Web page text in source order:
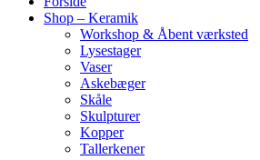
Shop – Keramik
Workshop & Åbent værksted
Lysestager
Vaser
Askebæger
Skåle
Skulpturer
Kopper
Tallerkener